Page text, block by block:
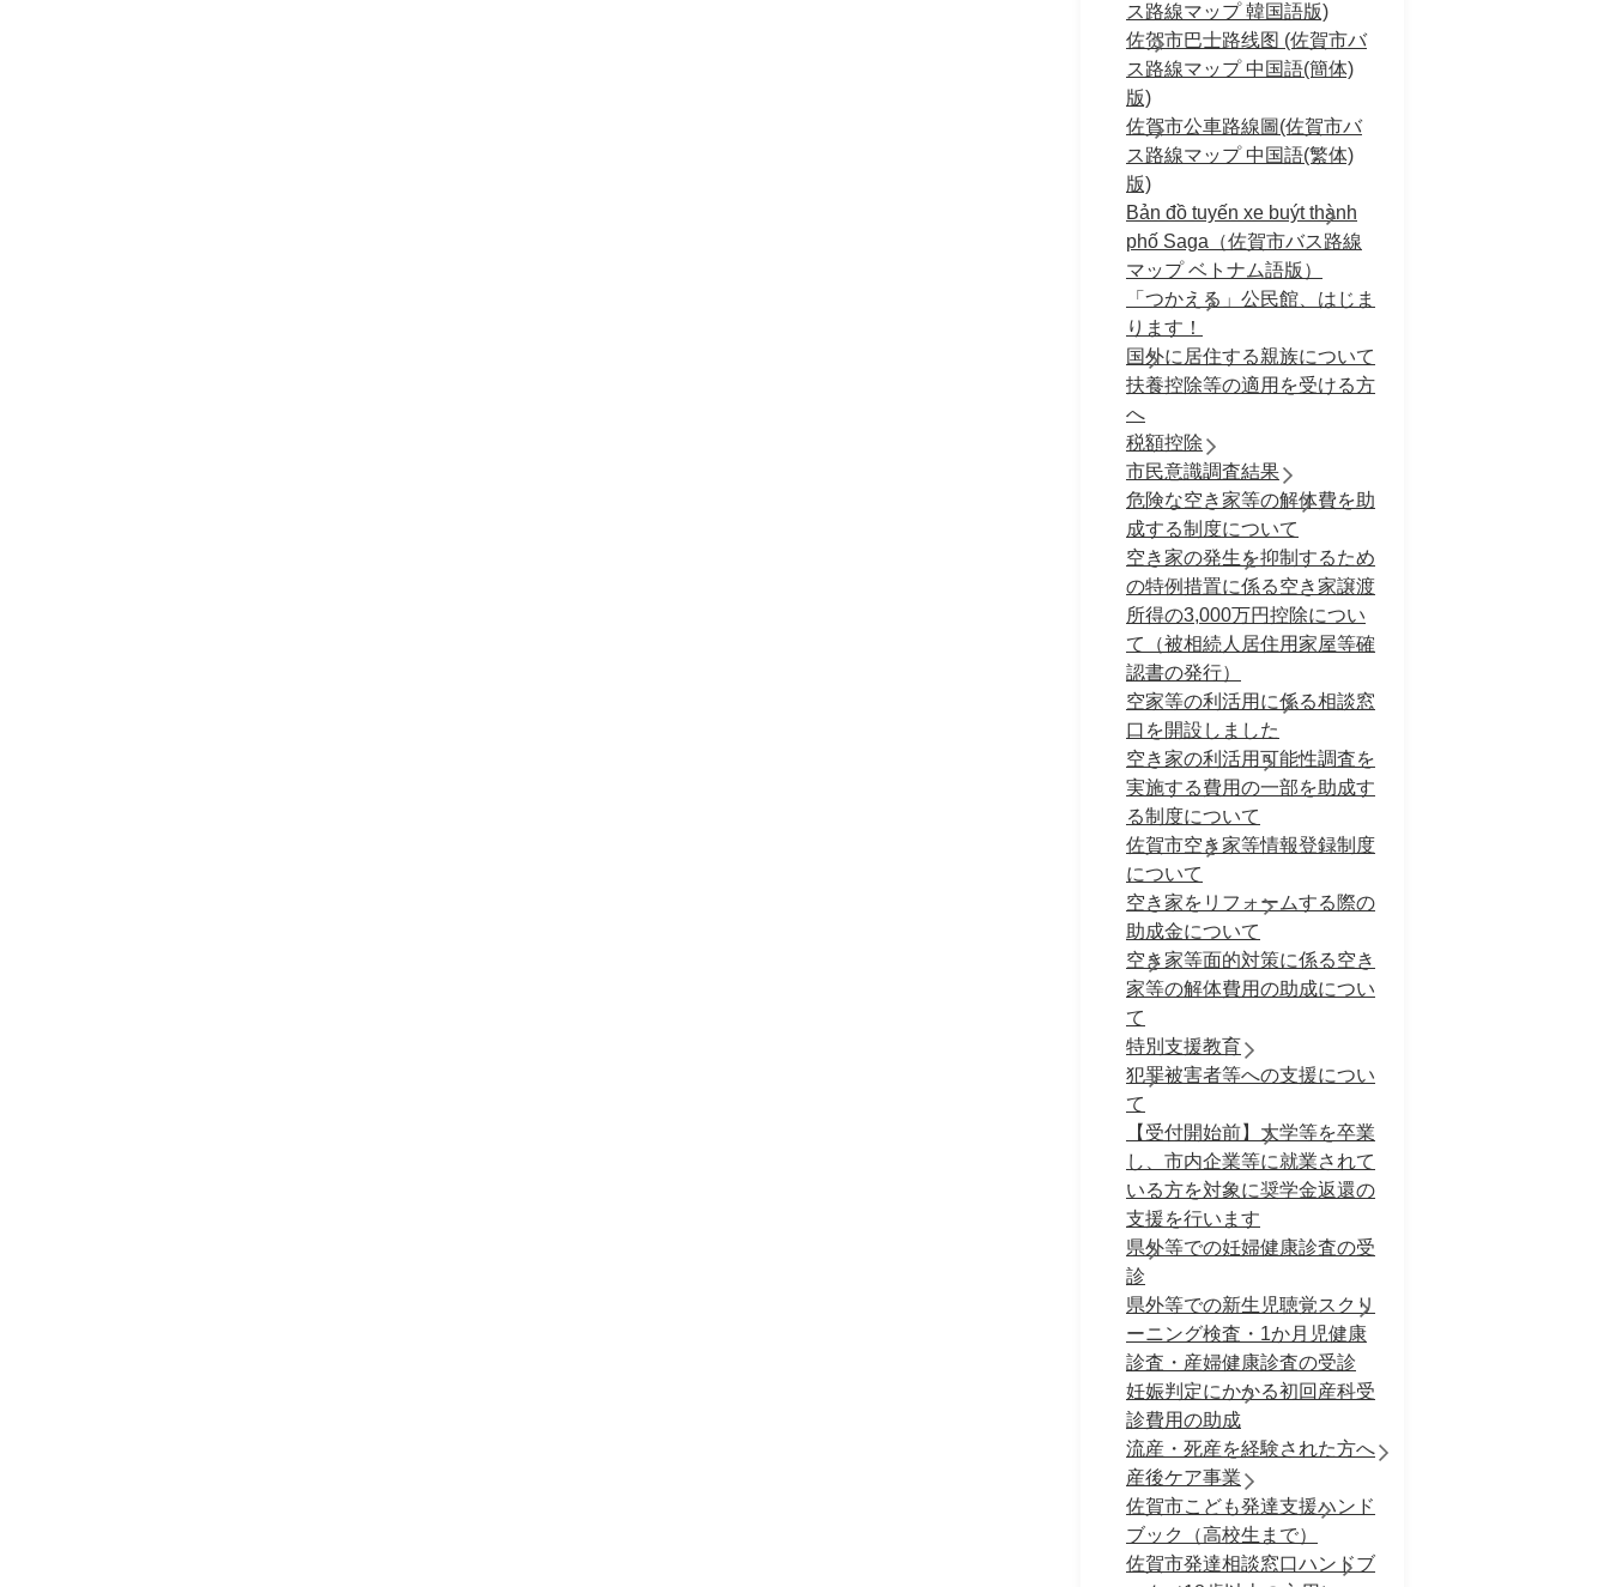
ス路線マップ 韓国語版)
佐贺市巴士路线图 (佐賀市バ
ス路線マップ 中国語(簡体)
版)
佐賀市公車路線圖(佐賀市バ
ス路線マップ 中国語(繁体)
版)
Bản đồ tuyến xe buýt thành
phố Saga（佐賀市バス路線
マップ ベトナム語版）
「つかえる」公民館、はじま
ります！
国外に居住する親族について
扶養控除等の適用を受ける方
へ
税額控除
市民意識調査結果
危険な空き家等の解体費を助
成する制度について
空き家の発生を抑制するため
の特例措置に係る空き家譲渡
所得の3,000万円控除につい
て（被相続人居住用家屋等確
認書の発行）
空家等の利活用に係る相談窓
口を開設しました
空き家の利活用可能性調査を
実施する費用の一部を助成す
る制度について
佐賀市空き家等情報登録制度
について
空き家をリフォームする際の
助成金について
空き家等面的対策に係る空き
家等の解体費用の助成につい
て
特別支援教育
犯罪被害者等への支援につい
て
【受付開始前】大学等を卒業
し、市内企業等に就業されて
いる方を対象に奨学金返還の
支援を行います
県外等での妊婦健康診査の受
診
県外等での新生児聴覚スクリ
ーニング検査・1か月児健康
診査・産婦健康診査の受診
妊娠判定にかかる初回産科受
診費用の助成
流産・死産を経験された方へ
産後ケア事業
佐賀市こども発達支援ハンド
ブック（高校生まで）
佐賀市発達相談窓口ハンドブ